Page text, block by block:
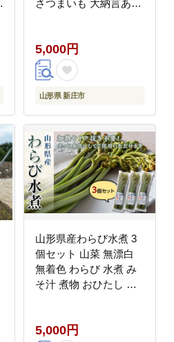
さつまいも 大納言あず
1416
5,000円
山形県 新庄市
山形県産わらび水煮 3
個セット 山菜 無漂白
無着色 わらび 水煮 み
そ汁 煮物 おひたし 炊
5,000円